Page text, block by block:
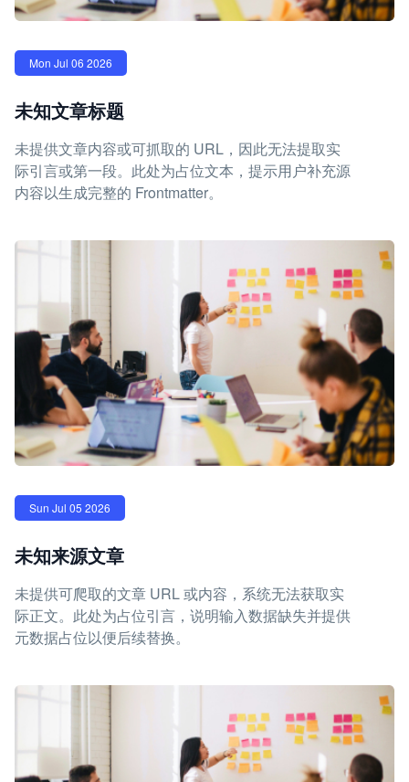
Mon Jul 06 2026
未知文章标题
未提供文章内容或可抓取的 URL，因此无法提取实
际引言或第一段。此处为占位文本，提示用户补充源
内容以生成完整的 Frontmatter。
Sun Jul 05 2026
未知来源文章
未提供可爬取的文章 URL 或内容，系统无法获取实
际正文。此处为占位引言，说明输入数据缺失并提供
元数据占位以便后续替换。